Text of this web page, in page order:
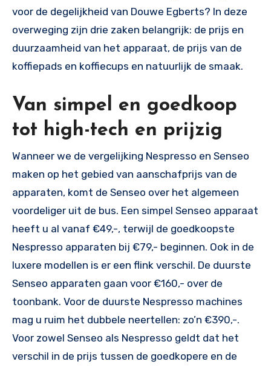
voor de degelijkheid van Douwe Egberts? In deze
overweging zijn drie zaken belangrijk: de prijs en
duurzaamheid van het apparaat, de prijs van de
koffiepads en koffiecups en natuurlijk de smaak.
Van simpel en goedkoop
tot high-tech en prijzig
Wanneer we de vergelijking Nespresso en Senseo
maken op het gebied van aanschafprijs van de
apparaten, komt de Senseo over het algemeen
voordeliger uit de bus. Een simpel Senseo apparaat
heeft u al vanaf €49,-, terwijl de goedkoopste
Nespresso apparaten bij €79,- beginnen. Ook in de
luxere modellen is er een flink verschil. De duurste
Senseo apparaten gaan voor €160,- over de
toonbank. Voor de duurste Nespresso machines
mag u ruim het dubbele neertellen: zo’n €390,-.
Voor zowel Senseo als Nespresso geldt dat het
verschil in de prijs tussen de goedkopere en de